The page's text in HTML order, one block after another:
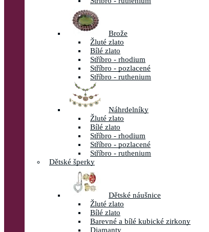
Brože
Žluté zlato
Bílé zlato
Stříbro - rhodium
Stříbro - pozlacené
Stříbro - ruthenium
Náhrdelníky
Žluté zlato
Bílé zlato
Stříbro - rhodium
Stříbro - pozlacené
Stříbro - ruthenium
Dětské šperky
Dětské náušnice
Žluté zlato
Bílé zlato
Barevné a bílé kubické zirkony
Diamanty